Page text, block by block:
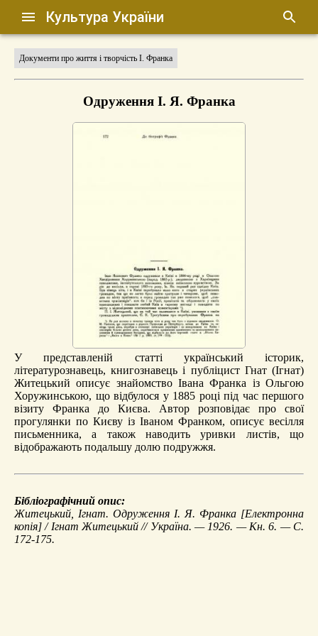
Культура України
Документи про життя і творчість І. Франка
Одруження І. Я. Франка
У представленій статті український історик,
літературознавець, книгознавець і публіцист Гнат (Ігнат)
Житецький описує знайомство Івана Франка із Ольгою
Хоружинською, що відбулося у 1885 році під час першого
візиту Франка до Києва. Автор розповідає про свої
прогулянки по Києву із Іваном Франком, описує весілля
письменника, а також наводить уривки листів, що
відображають подальшу долю подружжя.
Бібліографічний опис:
Житецький, Ігнат. Одруження І. Я. Франка [Електронна
копія] / Ігнат Житецький // Україна. — 1926. — Кн. 6. — С.
172-175.